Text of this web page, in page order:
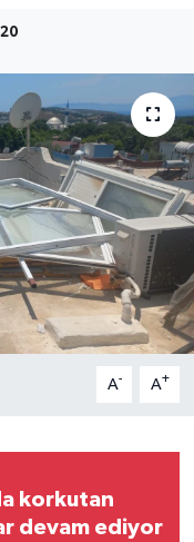
A- A+
korkutan
devam ediyor